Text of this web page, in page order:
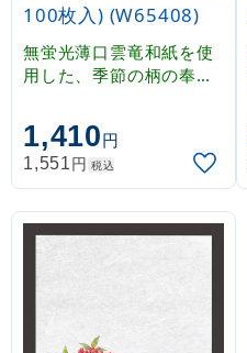
100枚入) (W65408)
無蛍光薄口雲竜和紙を使
用した、季節の柄の奉書
性がよく、掛紙として、
やわらかな雰囲気を演出
することができます。吸
水性に優れていますので
、霧吹き等で湿らせて乾
燥防止としてもご使用い
ただけます。
1,410円
1,551円 税込